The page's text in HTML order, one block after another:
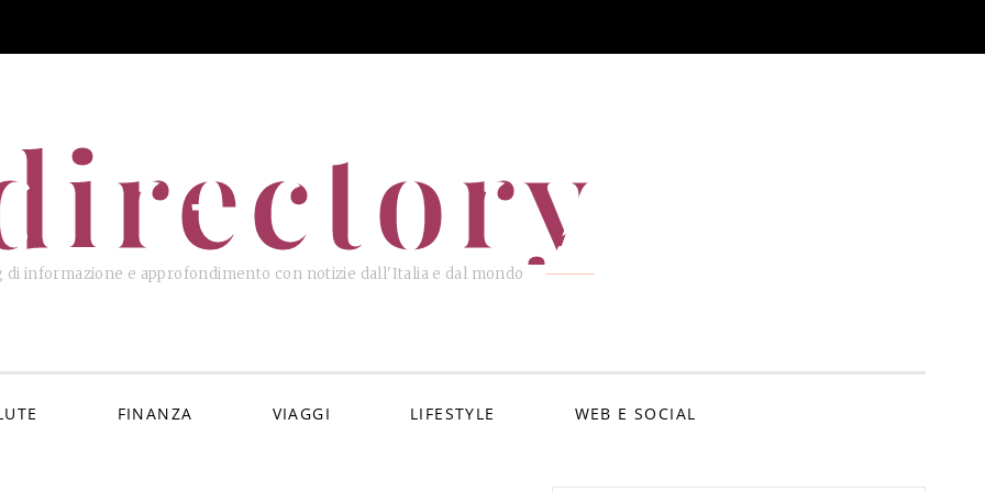
di informazione e approfondimento con notizie dall'Italia e dal mondo
FINANZA VIAGGI LIFESTYLE WEB E SOCIAL